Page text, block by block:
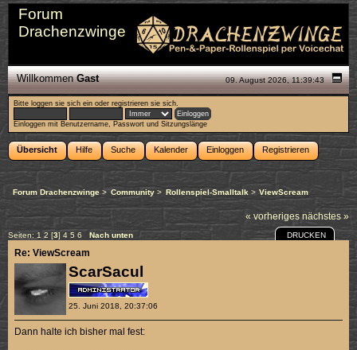
Forum
Drachenzwinge
09. August 2026, 11:39:43
WillkommenGast
Bitte loggen sie sich ein oderregistrieren sie sich.
Einloggen mit Benutzername, Passwort und Sitzungslänge
Übersicht Hilfe Suche Kalender Einloggen Registrieren
Forum Drachenzwinge > Community> Rollenspiel-Smalltalk > ViewScream
« vorheriges nächstes »
Seiten: 1 2 [3] 4 5 6 Nach unten DRUCKEN
ScarSacul
25. Juni 2018, 20:37:06
Re: ViewScream
Dann halte ich bisher mal fest: